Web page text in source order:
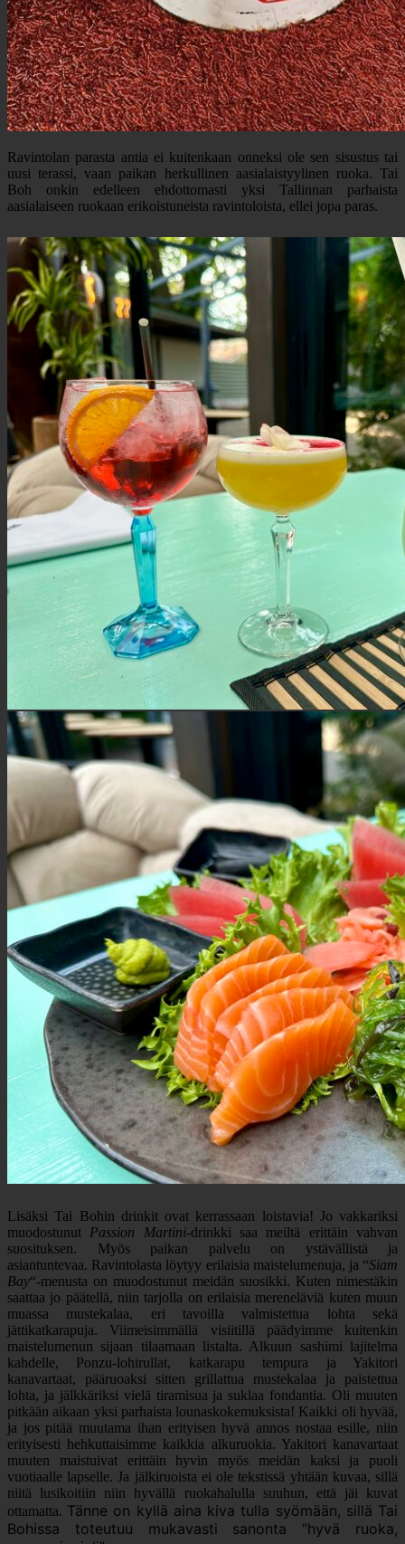
Ravintolan parasta antia ei kuitenkaan onneksi ole sen sisustus tai
uusi terassi, vaan paikan herkullinen aasialaistyylinen ruoka. Tai
Boh onkin edelleen ehdottomasti yksi Tallinnan parhaista
aasialaiseen ruokaan erikoistuneista ravintoloista, ellei jopa paras.
Lisäksi Tai Bohin drinkit ovat kerrassaan loistavia! Jo vakkariksi
muodostunut Passion Martini-drinkki saa meiltä erittäin vahvan
suosituksen. Myös paikan palvelu on ystävällistä ja
asiantuntevaa. Ravintolasta löytyy erilaisia maistelumenuja, ja “Siam
Bay“-menusta on muodostunut meidän suosikki. Kuten nimestäkin
saattaa jo päätellä, niin tarjolla on erilaisia mereneläviä kuten muun
muassa mustekalaa, eri tavoilla valmistettua lohta sekä
jättikatkarapuja. Viimeisimmällä visiitillä päädyimme kuitenkin
maistelumenun sijaan tilaamaan listalta. Alkuun sashimi lajitelma
kahdelle, Ponzu-lohirullat, katkarapu tempura ja Yakitori
kanavartaat, pääruoaksi sitten grillattua mustekalaa ja paistettua
lohta, ja jälkkäriksi vielä tiramisua ja suklaa fondantia. Oli muuten
pitkään aikaan yksi parhaista lounaskokemuksista! Kaikki oli hyvää,
ja jos pitää muutama ihan erityisen hyvä annos nostaa esille, niin
erityisesti hehkuttaisimme kaikkia alkuruokia. Yakitori kanavartaat
muuten maistuivat erittäin hyvin myös meidän kaksi ja puoli
vuotiaalle lapselle. Ja jälkiruoista ei ole tekstissä yhtään kuvaa, sillä
niitä lusikoitiin niin hyvällä ruokahalulla suuhun, että jäi kuvat
ottamatta. Tänne on kyllä aina kiva tulla syömään, sillä Tai
Bohissa toteutuu mukavasti sanonta “hyvä ruoka,